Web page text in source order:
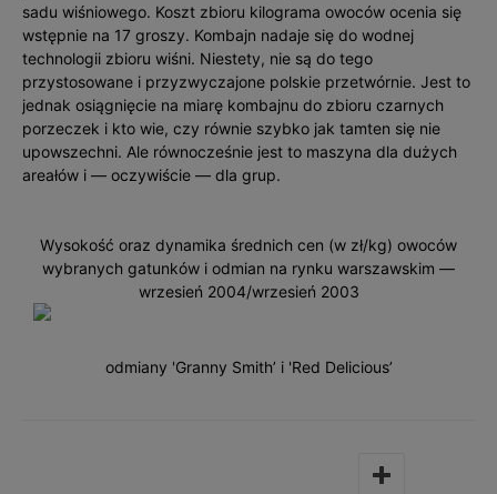
sadu wiśniowego. Koszt zbioru kilograma owoców ocenia się
wstępnie na 17 groszy. Kombajn nadaje się do wodnej
technologii zbioru wiśni. Niestety, nie są do tego
przystosowane i przyzwyczajone polskie przetwórnie. Jest to
jednak osiągnięcie na miarę kombajnu do zbioru czarnych
porzeczek i kto wie, czy równie szybko jak tamten się nie
upowszechni. Ale równocześnie jest to maszyna dla dużych
areałów i — oczywiście — dla grup.
Wysokość oraz dynamika średnich cen (w zł/kg) owoców
wybranych gatunków i odmian na rynku warszawskim —
wrzesień 2004/wrzesień 2003
odmiany 'Granny Smith’ i 'Red Delicious’